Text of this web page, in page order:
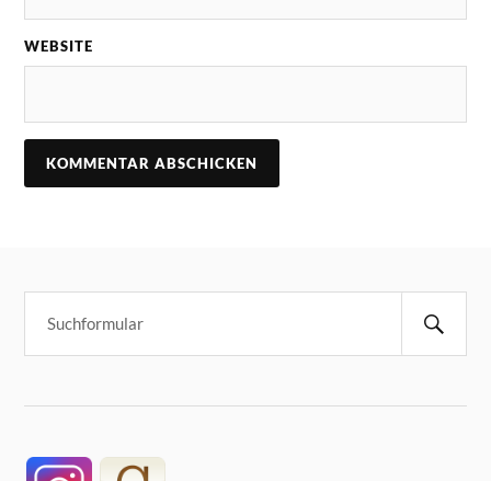
WEBSITE